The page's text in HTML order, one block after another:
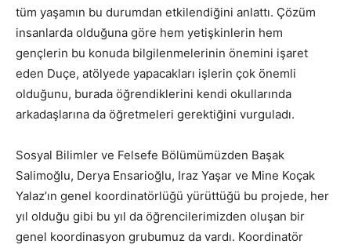
tüm yaşamın bu durumdan etkilendiğini anlattı. Çözüm
insanlarda olduğuna göre hem yetişkinlerin hem
gençlerin bu konuda bilgilenmelerinin önemini işaret
eden Duçe, atölyede yapacakları işlerin çok önemli
olduğunu, burada öğrendiklerini kendi okullarında
arkadaşlarına da öğretmeleri gerektiğini vurguladı.
Sosyal Bilimler ve Felsefe Bölümümüzden Başak
Salimoğlu, Derya Ensarioğlu, Iraz Yaşar ve Mine Koçak
Yalaz’ın genel koordinatörlüğü yürüttüğü bu projede, her
yıl olduğu gibi bu yıl da öğrencilerimizden oluşan bir
genel koordinasyon grubumuz da vardı. Koordinatör